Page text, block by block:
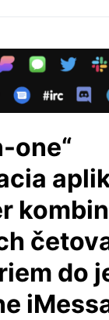
one“
do